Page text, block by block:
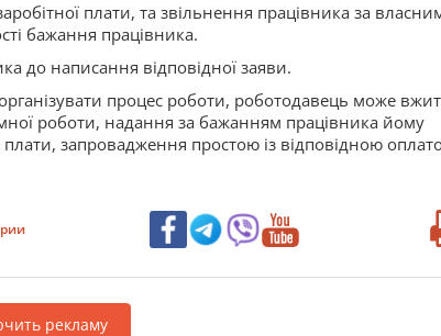
плати, та звільнення працівника за
бажання працівника.
до написання відповідної заяви.
процес роботи, роботодавець може
роботи, надання за бажанням працівника йому
плати, запровадження простою із відповідною
рекламу